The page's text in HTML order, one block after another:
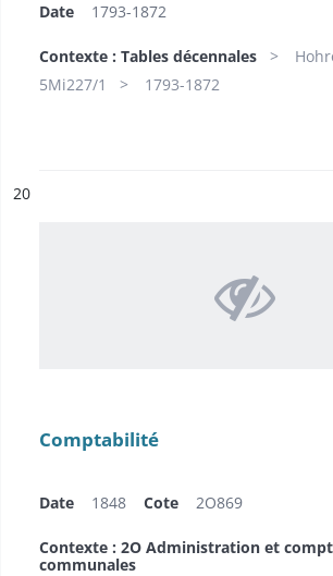
Date 1793-1872
Contexte : Tables décennales
5Mi227/1
1793-1872
n°
20
Comptabilité
Date 1848 Cote 2O869
Contexte : 2O Administration et
communales